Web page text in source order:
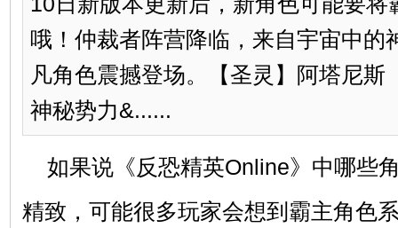
哦！仲裁者阵营降临，来自宇宙中的
凡角色震撼登场。【圣灵】阿塔尼斯
神秘势力&......
如果说《反恐精英Online》中哪些
精致，可能很多玩家会想到霸主角色